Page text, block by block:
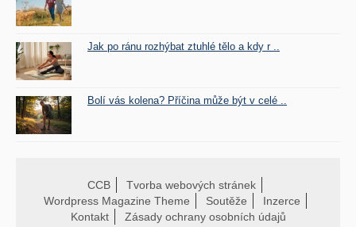
Jak po ránu rozhýbat ztuhlé tělo a kdy r ..
Bolí vás kolena? Příčina může být v celé ..
CCB
Tvorba webových stránek
Wordpress Magazine Theme
Soutěže
Inzerce
Kontakt
Zásady ochrany osobních údajů